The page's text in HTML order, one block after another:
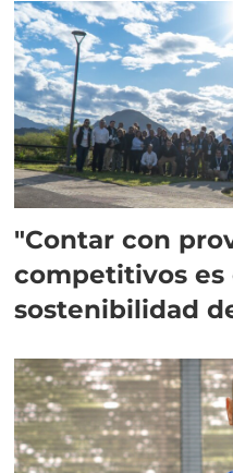
"Contar con
competitivos es
sostenibilidad